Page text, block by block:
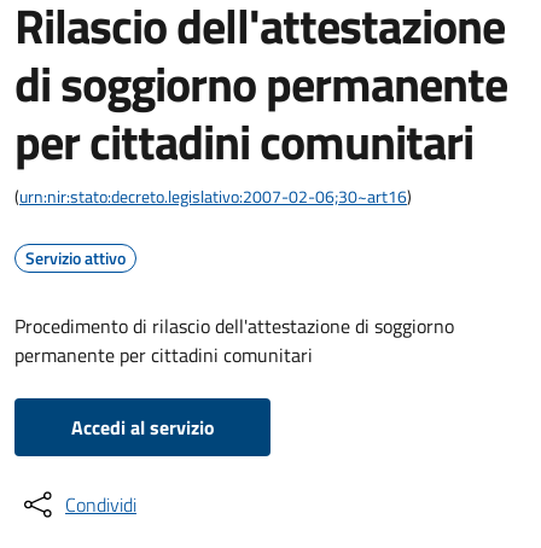
Rilascio dell'attestazione
di soggiorno permanente
per cittadini comunitari
(urn:nir:stato:decreto.legislativo:2007-02-06;30~art16)
Servizio attivo
Procedimento di rilascio dell'attestazione di soggiorno
permanente per cittadini comunitari
Accedi al servizio
Condividi